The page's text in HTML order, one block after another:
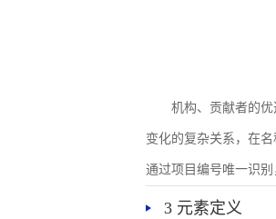
机构、贡献者的
变化的复杂关系，在
通过项目编号唯一识
3 元素定义